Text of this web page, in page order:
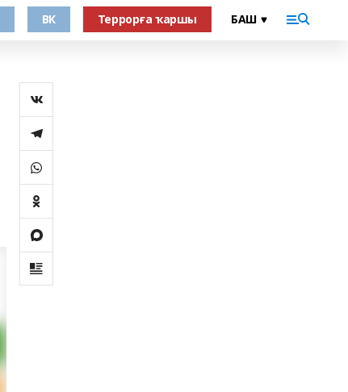
ВК Террорға ҡаршы